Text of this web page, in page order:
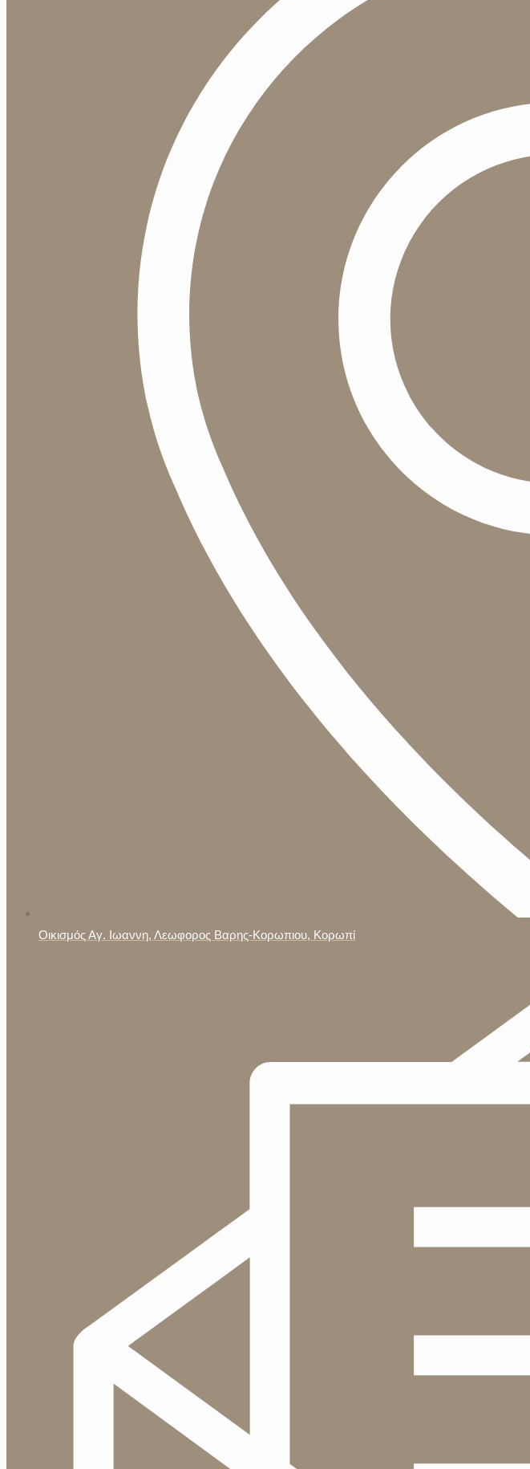
Οικισμός Αγ. Ιωαννη, Λεωφορος Βαρης-Κορωπιου, Κορωπί